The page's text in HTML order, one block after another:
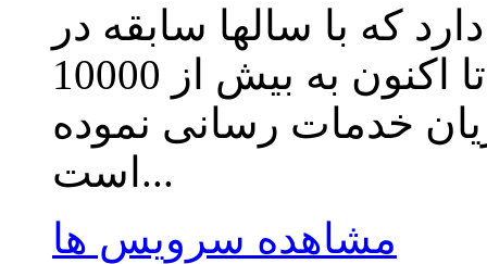
که با سالها سابقه در
زمینه ارائه سرویس کاهش پینگ تا اکنون به بیش از 10000
خدمات رسانی نموده
است...
مشاهده سرویس ها